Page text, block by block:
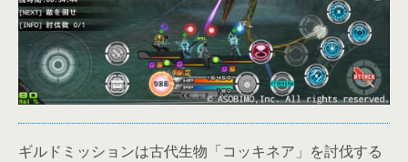
ギルドミッションは古代生物「コッキネア」を討伐する